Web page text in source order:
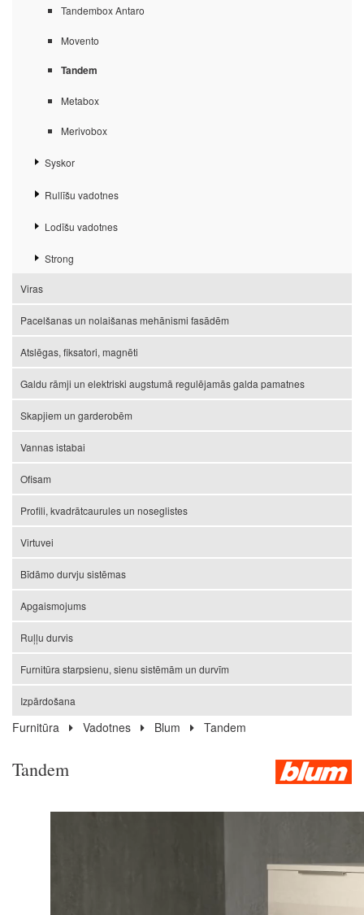
Tandembox Antaro
Movento
Tandem
Metabox
Merivobox
Syskor
Rullīšu vadotnes
Lodīšu vadotnes
Strong
Viras
Pacelšanas un nolaišanas mehānismi fasādēm
Atslēgas, fiksatori, magnēti
Galdu rāmji un elektriski augstumā regulējamās galda pamatnes
Skapjiem un garderobēm
Vannas istabai
Ofisam
Profili, kvadrātcaurules un noseglistes
Virtuvei
Bīdāmo durvju sistēmas
Apgaismojums
Ruļļu durvis
Furnitūra starpsienu, sienu sistēmām un durvīm
Izpārdošana
Furnitūra Vadotnes Blum Tandem
Tandem